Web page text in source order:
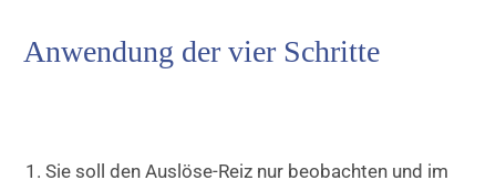
Anwendung der vier Schritte
Sie soll den Auslöse-Reiz nur beobachten und im